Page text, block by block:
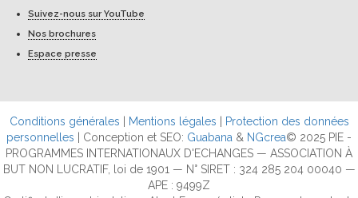
Suivez-nous sur YouTube
Nos brochures
Espace presse
Conditions générales Mentions légales
Protection des données
personnelles | Conception et SEO: Guabana & NGcrea© 2025 PIE -
PROGRAMMES INTERNATIONAUX D'ECHANGES — ASSOCIATION À
BUT NON LUCRATIF, loi de 1901 — N° SIRET : 324 285 204 00040 —
APE : 9499Z